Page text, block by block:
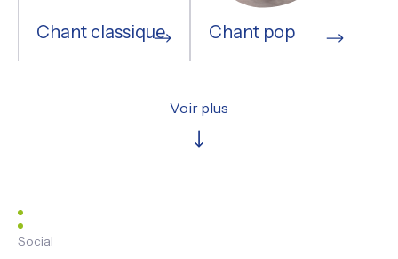
Chant classique Chant pop
Voir plus
Social